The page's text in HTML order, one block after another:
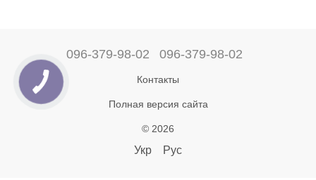
096-379-98-02 096-379-98-02
Контакты
Полная версия сайта
© 2026
Укр Рус